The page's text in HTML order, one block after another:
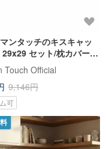
ンタッチのキスキャッ
29x29 セット/枕カバー 2
Touch Official
9,146円
可